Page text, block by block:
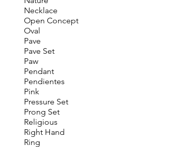
Necklace
Open Concept
Oval
Pave
Pave Set
Paw
Pendant
Pendientes
Pink
Pressure Set
Prong Set
Religious
Right Hand
Ring